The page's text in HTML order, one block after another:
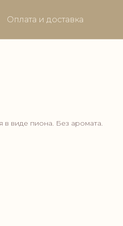
Оплата и доставка
в виде пиона. Без аромата.